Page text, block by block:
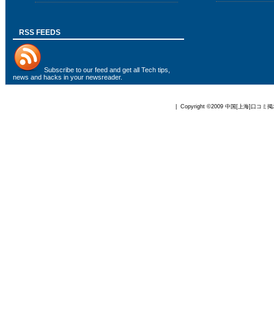
RSS FEEDS
Subscribe to our feed and get all Tech tips,
news and hacks in your newsreader.
| Copyright ©2009 中国[上海]口コミ掲